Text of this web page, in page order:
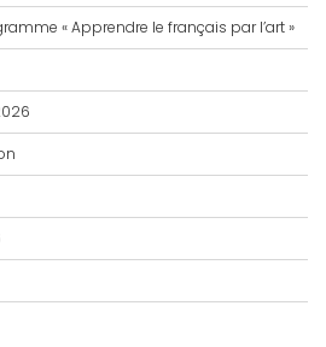
« Apprendre le français par l’art »